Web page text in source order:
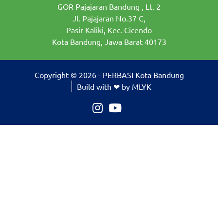
GOR Pajajaran Bandung , Lt. 2
Jl. Pajajaran No.37 C,
Pasir Kaliki, Kec. Cicendo
Kota Bandung, Jawa Barat 40173
Copyright © 2026 - PERBASI Kota Bandung
Build with ❤ by MLYK